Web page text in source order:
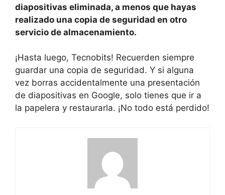
diapositivas eliminada, a menos que hayas
realizado una copia de seguridad​ en ⁢otro
servicio de⁢ almacenamiento.
¡Hasta⁣ luego, ⁢Tecnobits! Recuerden siempre
guardar ‍una copia de ‍seguridad. Y si alguna
vez‌ borras accidentalmente⁤ una ⁤presentación
de diapositivas en Google, solo ⁢tienes que ir a
la papelera‍ y restaurarla. ¡No todo está perdido!